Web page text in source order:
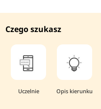
Czego szukasz
Uczelnie Opis kierunku